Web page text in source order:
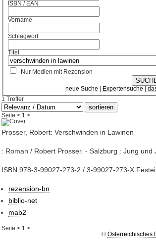
ISBN / EAN
Vorname
Schlagwort
Titel
Nur Medien mit Rezension
neue Suche Expertensuche |
1 Treffer
Seite< 1 >
Prosser, Robert: Verschwinden in Lawinen
: Roman / Robert Prosser. - Salzburg : Jung und
ISBN 978-3-99027-273-2 / 3-99027-273-X
rezension-bn
biblio-net
mab2
Seite< 1 >
© Österreichisches